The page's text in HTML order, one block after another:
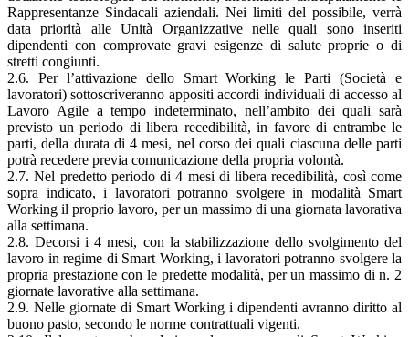
Rappresentanze Sindacali aziendali. Nei limiti del possibile, verrà
data priorità alle Unità Organizzative nelle quali sono inseriti
dipendenti con comprovate gravi esigenze di salute proprie o di
stretti congiunti.
2.6. Per l’attivazione dello Smart Working le Parti (Società e
lavoratori) sottoscriveranno appositi accordi individuali di accesso al
Lavoro Agile a tempo indeterminato, nell’ambito dei quali sarà
previsto un periodo di libera recedibilità, in favore di entrambe le
parti, della durata di 4 mesi, nel corso dei quali ciascuna delle parti
potrà recedere previa comunicazione della propria volontà.
2.7. Nel predetto periodo di 4 mesi di libera recedibilità, così come
sopra indicato, i lavoratori potranno svolgere in modalità Smart
Working il proprio lavoro, per un massimo di una giornata lavorativa
alla settimana.
2.8. Decorsi i 4 mesi, con la stabilizzazione dello svolgimento del
lavoro in regime di Smart Working, i lavoratori potranno svolgere la
propria prestazione con le predette modalità, per un massimo di n. 2
giornate lavorative alla settimana.
2.9. Nelle giornate di Smart Working i dipendenti avranno diritto al
buono pasto, secondo le norme contrattuali vigenti.